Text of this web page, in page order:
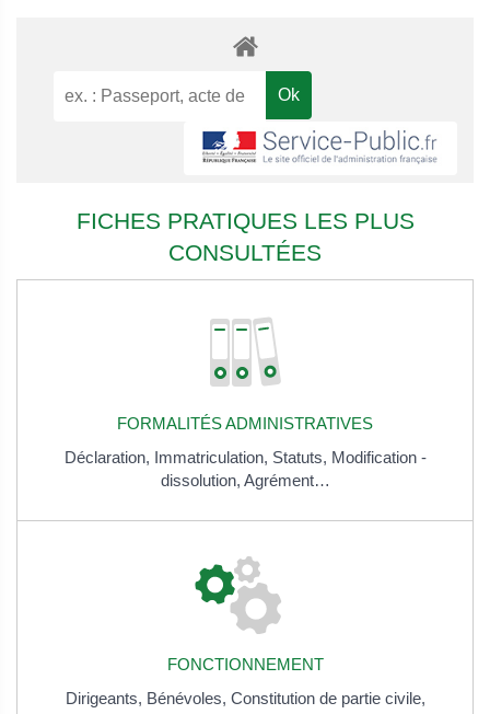
FICHES PRATIQUES LES PLUS
CONSULTÉES
FORMALITÉS ADMINISTRATIVES
Déclaration, Immatriculation, Statuts, Modification -
dissolution, Agrément…
FONCTIONNEMENT
Dirigeants, Bénévoles, Constitution de partie civile,